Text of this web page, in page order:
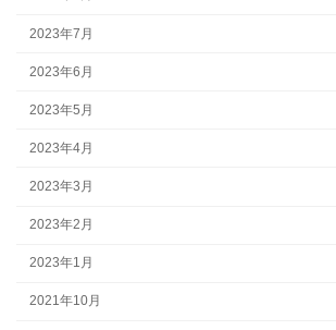
2023年7月
2023年6月
2023年5月
2023年4月
2023年3月
2023年2月
2023年1月
2021年10月